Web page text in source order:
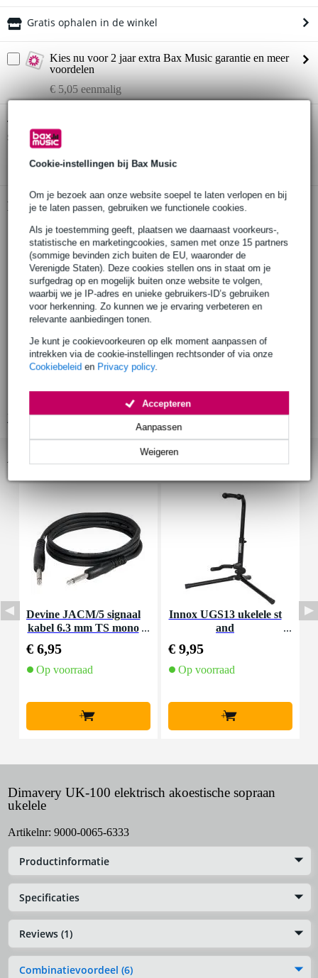
Cookie-instellingen bij Bax Music
Om je bezoek aan onze website soepel te laten verlopen en bij
je te laten passen, gebruiken we functionele cookies.
Als je toestemming geeft, plaatsen we daarnaast voorkeurs-,
statistische en marketingcookies, samen met onze 15 partners
(sommige bevinden zich buiten de EU, waaronder de
Verenigde Staten). Deze cookies stellen ons in staat om je
surfgedrag op en mogelijk buiten onze website te volgen,
waarbij we je IP-adres en unieke gebruikers-ID’s gebruiken
voor herkenning. Zo kunnen we je ervaring verbeteren en
relevante aanbiedingen tonen.
Je kunt je cookievoorkeuren op elk moment aanpassen of
intrekken via de cookie-instellingen rechtsonder of via onze
Cookiebeleid en Privacy policy.
Weigeren
Aanpassen
Accepteren
Gratis ophalen in de winkel
Kies nu voor 2 jaar extra Bax Music garantie en meer
voordelen
€ 5,05 eenmalig
Twijfel je of de
sopraan ukelele
Productinformatie
Dimavery elektrisch akoestische ukelele
model: UK-100
kleur: rood
body
formaat: sopraan
bovenblad: mahonie (mahogany)
zij- en achterkant: mahonie (mahogany)
materiaal: gaboon
toets: acacia
Bekijk alle productspecificaties
Devine JACM/5 signaal
kabel 6.3 mm TS mono
€ 6,95
Op voorraad
+
Innox UGS13 ukelele st
and
€ 9,95
Op voorraad
+
Dimavery UK-100 elektrisch akoestische sopraan
ukelele
Artikelnr: 9000-0065-6333
Productinformatie
Specificaties
Reviews (1)
Combinatievoordeel (6)